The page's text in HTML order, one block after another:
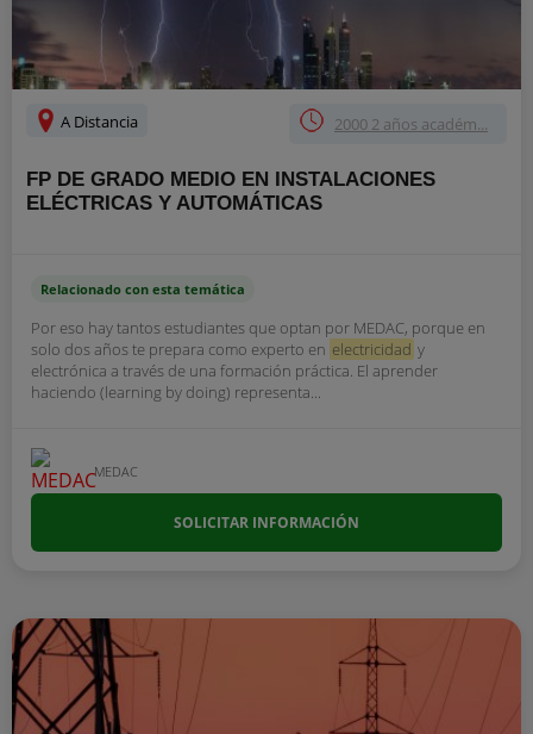
A Distancia 2000 2 años académ...
FP DE GRADO MEDIO EN INSTALACIONES
ELÉCTRICAS Y AUTOMÁTICAS
Relacionado con esta temática
Por eso hay tantos estudiantes que optan por MEDAC, porque en
solo dos años te prepara como experto en electricidad y
electrónica a través de una formación práctica. El aprender
haciendo (learning by doing) representa...
MEDAC
SOLICITAR INFORMACIÓN